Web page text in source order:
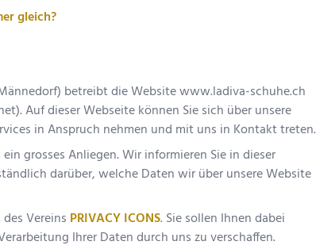
gleich?
) betreibt die Websitewww.ladiva-schuhe.ch
Auf dieser Webseite können Sie sich über unsere
in Anspruch nehmen und mit uns in Kontakt treten.
grosses Anliegen. Wir informieren Sie in dieser
darüber, welche Daten wir über unsere Website
Vereins PRIVACY ICONS. Sie sollen Ihnen dabei
Ihrer Daten durch uns zu verschaffen.